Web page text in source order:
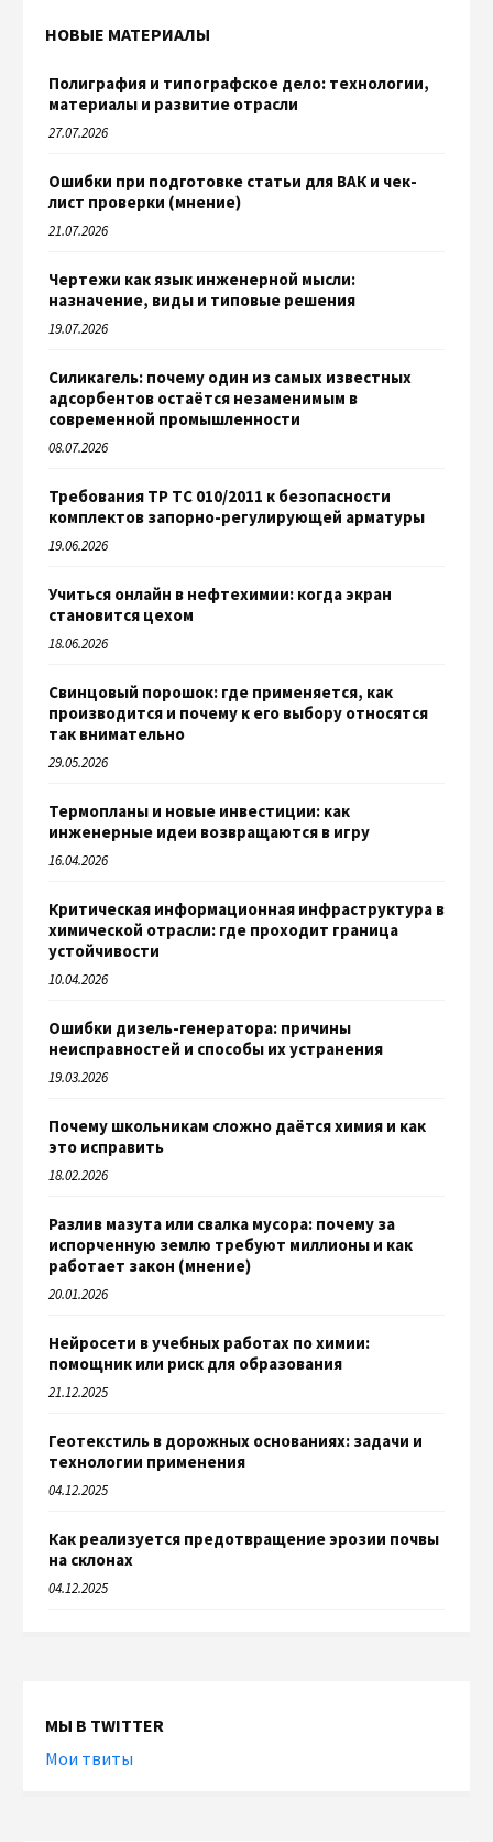
НОВЫЕ МАТЕРИАЛЫ
Полиграфия и типографское дело: технологии,
материалы и развитие отрасли
27.07.2026
Ошибки при подготовке статьи для ВАК и чек-
лист проверки (мнение)
21.07.2026
Чертежи как язык инженерной мысли:
назначение, виды и типовые решения
19.07.2026
Силикагель: почему один из самых известных
адсорбентов остаётся незаменимым в
современной промышленности
08.07.2026
Требования ТР ТС 010/2011 к безопасности
комплектов запорно-регулирующей арматуры
19.06.2026
Учиться онлайн в нефтехимии: когда экран
становится цехом
18.06.2026
Свинцовый порошок: где применяется, как
производится и почему к его выбору относятся
так внимательно
29.05.2026
Термопланы и новые инвестиции: как
инженерные идеи возвращаются в игру
16.04.2026
Критическая информационная инфраструктура в
химической отрасли: где проходит граница
устойчивости
10.04.2026
Ошибки дизель-генератора: причины
неисправностей и способы их устранения
19.03.2026
Почему школьникам сложно даётся химия и как
это исправить
18.02.2026
Разлив мазута или свалка мусора: почему за
испорченную землю требуют миллионы и как
работает закон (мнение)
20.01.2026
Нейросети в учебных работах по химии:
помощник или риск для образования
21.12.2025
Геотекстиль в дорожных основаниях: задачи и
технологии применения
04.12.2025
Как реализуется предотвращение эрозии почвы
на склонах
04.12.2025
МЫ В TWITTER
Мои твиты